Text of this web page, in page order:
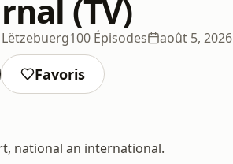
(TV)
Lëtzebuerg100 Épisodes août 5, 2026
Favoris
national an international.